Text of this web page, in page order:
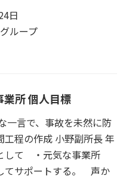
日
ループ
所 個人目標
一言で、事故を未然に防
工程の作成 小野副所長 年
して ・元気な事業所
てサポートする。 声か